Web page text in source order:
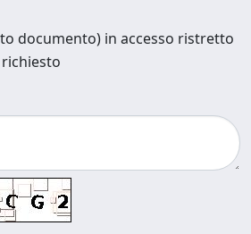
documento) in accesso ristretto